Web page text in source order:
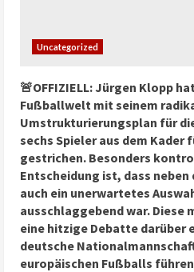
Uncategorized
🚨OFFIZIELL: Jürgen Klopp
Fußballwelt mit seinem
Umstrukturierungsplan für
sechs Spieler aus dem Kader
gestrichen. Besonders
Entscheidung ist, dass
auch ein unerwartetes
ausschlaggebend war. Diese
eine hitzige Debatte darüber
deutsche
europäischen Fußballs